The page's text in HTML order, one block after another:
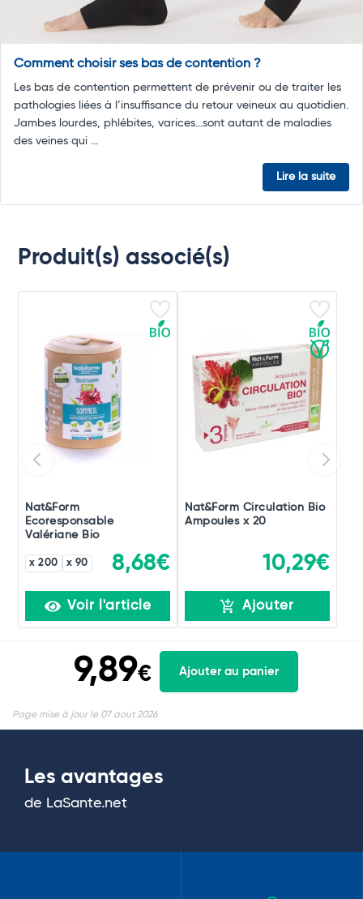
Comment choisir ses bas de contention ?
Les bas de contention permettent de prévenir ou de traiter les
pathologies liées à l’insuffisance du retour veineux au quotidien.
Jambes lourdes, phlébites, varices…sont autant de maladies
des veines qui ...
Lire la suite
Produit(s) associé(s)
Nat&Form
Ecoresponsable
Valériane Bio
x 200 x 90 8,68€
Voir l'article
Nat&Form Circulation Bio
Ampoules x 20
10,29€
Ajouter
9,89€ Ajouter au panier
Page mise à jour le 07 aout 2026
Les avantages
de LaSante.net